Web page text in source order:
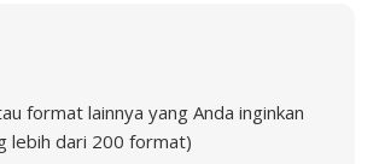
format lainnya yang Anda inginkan
lebih dari 200 format)